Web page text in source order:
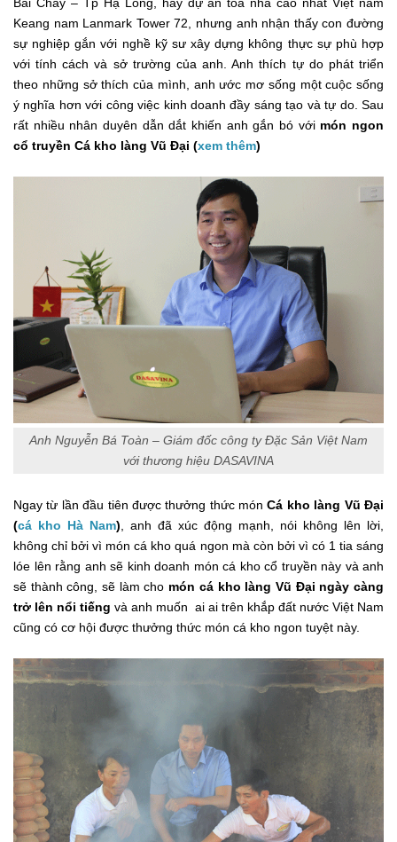
Keang nam Lanmark Tower 72, nhưng anh nhận thấy con đường
sự nghiệp gắn với nghề kỹ sư xây dựng không thực sự phù hợp
với tính cách và sở trường của anh. Anh thích tự do phát triển
theo những sở thích của mình, anh ước mơ sống một cuộc sống
ý nghĩa hơn với công việc kinh doanh đầy sáng tạo và tự do. Sau
rất nhiều nhân duyên dẫn dắt khiến anh gắn bó với món ngon
cổ truyền Cá kho làng Vũ Đại (xem thêm)
Anh Nguyễn Bá Toàn – Giám đốc công ty Đặc Sản Việt Nam
với thương hiệu DASAVINA
Ngay từ lần đầu tiên được thưởng thức món Cá kho làng Vũ Đại
(cá kho Hà Nam) , anh đã xúc động mạnh, nói không lên lời,
không chỉ bởi vì món cá kho quá ngon mà còn bởi vì có 1 tia sáng
lóe lên rằng anh sẽ kinh doanh món cá kho cổ truyền này và anh
sẽ thành công, sẽ làm cho món cá kho làng Vũ Đại ngày càng
trở lên nổi tiếng và anh muốn ai ai trên khắp đất nước Việt Nam
cũng có cơ hội được thưởng thức món cá kho ngon tuyệt này.